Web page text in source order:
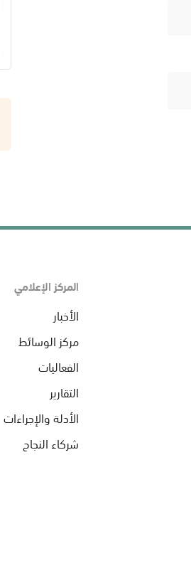
المركز الإعلامي
الأخبار
مركز الوسائط
الفعاليات
التقارير
الأدلة والإجراءات
شركاء النجاح